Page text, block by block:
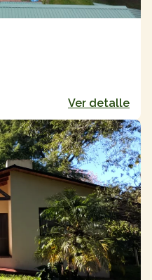
Ver detalle